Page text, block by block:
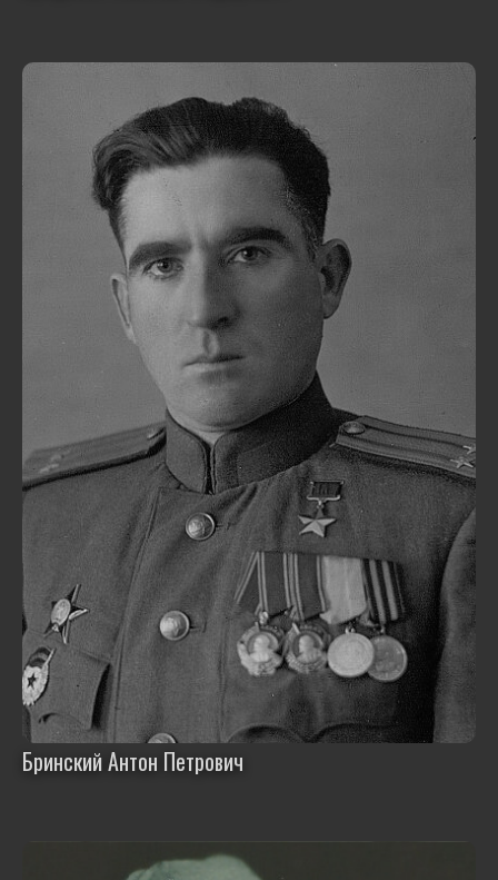
Бринский Антон Петрович